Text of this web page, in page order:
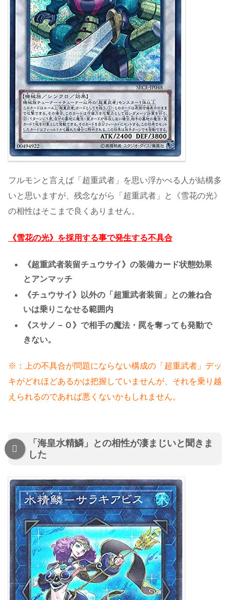
フルモンと言えば「超重武者」を思い浮かべる人が結構多
いと思いますが、残念ながら「超重武者」と《雪花の光》
の相性はそこまで良くありません。
《雪花の光》を採用する事で発生する不具合
《超重武者装留チュウサイ》の装備カード状態効果
とアンマッチ
《チュウサイ》以外の「超重武者装留」との兼ね合
いは乗りこなせる範囲内
《スサノ－Ｏ》で相手の魔法・罠を奪っても発動で
きない。
※：上の不具合が問題にならない構成の「超重武者」デッ
キがどれほどあるかは把握していませんが、それを乗り越
えられるのであれば悪くないかもしれません。
「海皇水精鱗」との相性が凄まじいと聞きま
した